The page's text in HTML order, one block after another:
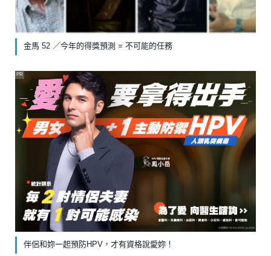
金馬 52 ／今年的得獎預測 = 不可能的任務
伴侶和妳一起預防HPV，才有資格說愛妳！
PR